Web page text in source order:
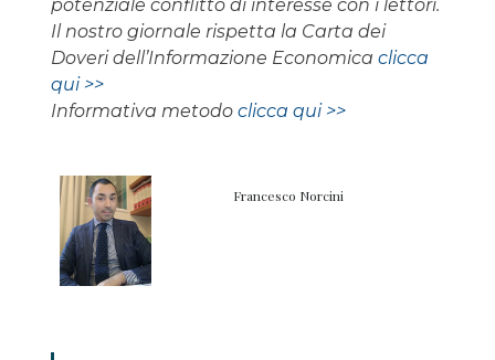
potenziale conflitto di interesse con i lettori.
Il nostro giornale rispetta la Carta dei
Doveri dell’Informazione Economica clicca
qui >>
Informativa metodo clicca qui >>
Francesco Norcini